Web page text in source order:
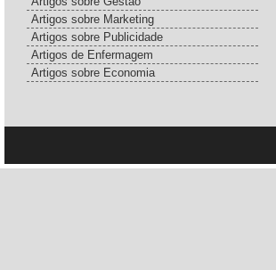
Artigos sobre Marketing
Artigos sobre Publicidade
Artigos de Enfermagem
Artigos sobre Economia